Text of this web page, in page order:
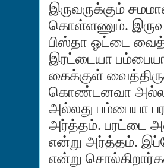
இருவருக்கும்
கொள்ளணும்.
பிஸ்தா ஓட்டை
இரட்டையா
கைக்குள்
கொண்டனவா
அல்லது பம்பையா
அர்த்தம். பரட்டை
என்று அர்த்தம்.
என்று